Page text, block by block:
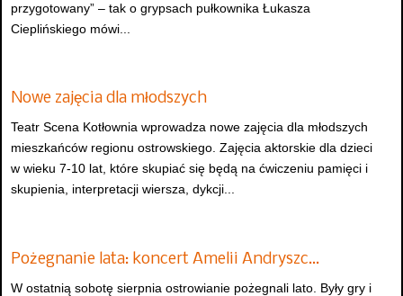
przygotowany” – tak o grypsach pułkownika Łukasza
Cieplińskiego mówi...
Nowe zajęcia dla młodszych
Teatr Scena Kotłownia wprowadza nowe zajęcia dla młodszych
mieszkańców regionu ostrowskiego. Zajęcia aktorskie dla dzieci
w wieku 7-10 lat, które skupiać się będą na ćwiczeniu pamięci i
skupienia, interpretacji wiersza, dykcji...
Pożegnanie lata: koncert Amelii Andryszc…
W ostatnią sobotę sierpnia ostrowianie pożegnali lato. Były gry i